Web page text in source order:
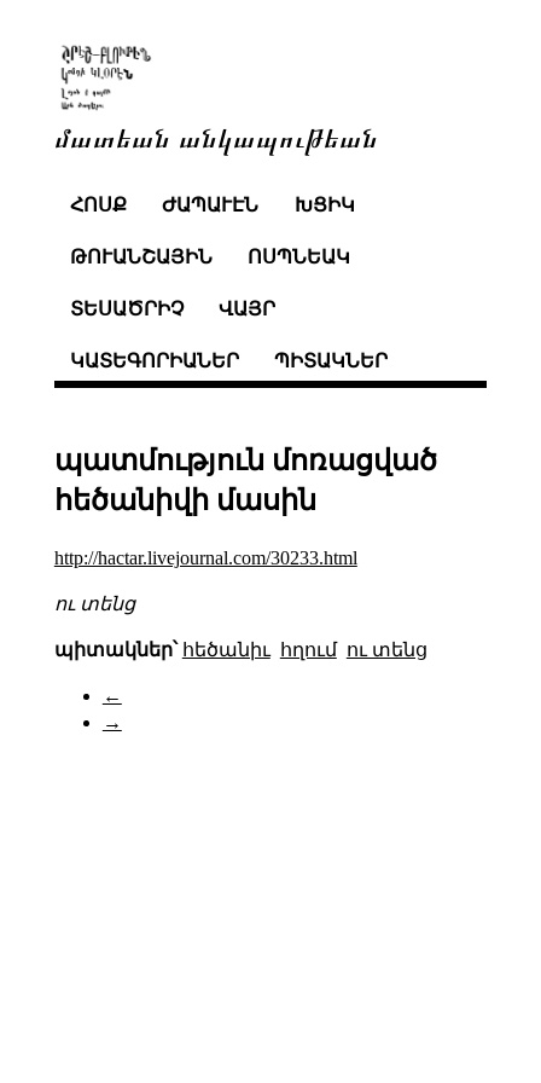
մատեան անկապութեան
ՀՈՍՔ ԺԱՊԱՒԷՆ ԽՑԻԿ
ԹՈՒԱՆՇԱՅԻՆ ՈՍՊՆԵԱԿ
ՏԵՍԱԾՐԻՉ ՎԱՅՐ
ԿԱՏԵԳՈՐԻԱՆԵՐ ՊԻՏԱԿՆԵՐ
պատմություն մոռացված
հեծանիվի մասին
http://hactar.livejournal.com/30233.html
ու տենց
պիտակներ՝ հեծանիւ հղում ու տենց
←
→